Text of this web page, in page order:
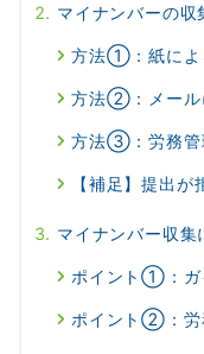
マイナンバーの収
方法①：紙によ
方法②：メール
方法③：労務管
【補足】提出
マイナンバー収集
ポイント①：ガ
ポイント②：労